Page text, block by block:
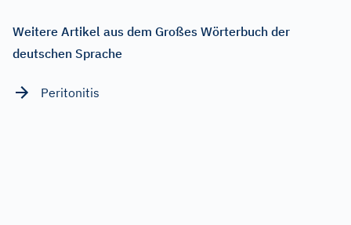
Weitere Artikel aus dem Großes Wörterbuch der
deutschen Sprache
Peritonitis